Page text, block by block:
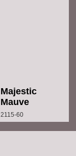
Majestic
Mauve
2115-60